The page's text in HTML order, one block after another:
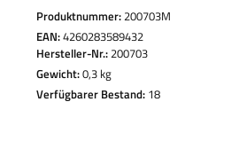
Produktnummer:200703M
EAN:4260283589432
Hersteller-Nr.:200703
Gewicht:0,3 kg
Verfügbarer Bestand: 18